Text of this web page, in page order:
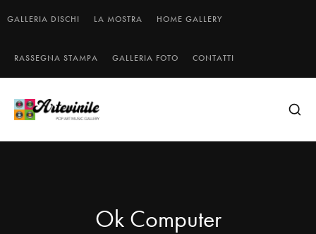
GALLERIA DISCHI LA MOSTRA HOME GALLERY
RASSEGNA STAMPA GALLERIA FOTO CONTATTI
Ok Computer